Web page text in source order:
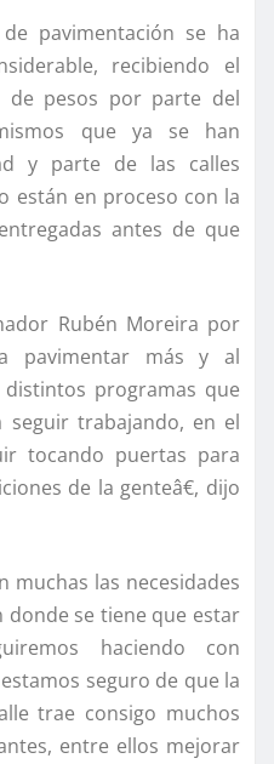
pavimentación se ha
recibiendo el
de pesos por parte del
que ya se han
y parte de las calles
están en proceso con la
antes de que
Rubén Moreira por
pavimentar más y al
programas que
seguir trabajando, en el
tocando puertas para
de la genteâ€, dijo
muchas las necesidades
donde se tiene que estar
haciendo con
seguro de que la
trae consigo muchos
entre ellos mejorar